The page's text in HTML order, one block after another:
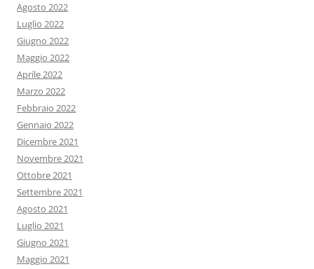
Agosto 2022
Luglio 2022
Giugno 2022
Maggio 2022
Aprile 2022
Marzo 2022
Febbraio 2022
Gennaio 2022
Dicembre 2021
Novembre 2021
Ottobre 2021
Settembre 2021
Agosto 2021
Luglio 2021
Giugno 2021
Maggio 2021